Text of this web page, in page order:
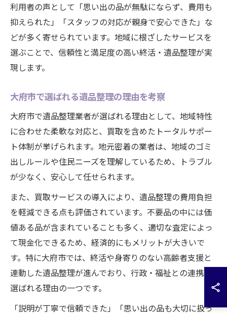
利用者の声として「思い出の品が無駄にならず、費用も
抑えられた」「スタッフの対応が親身で安心できた」な
どが多く寄せられています。地域に根ざしたサービスを
選ぶことで、信頼性と満足度の高い終活・遺品整理が実
現します。
大府市で選ばれる遺品整理の理由を考察
大府市で遺品整理業者が選ばれる理由として、地域特性
に合わせた柔軟な対応と、買取を含めたトータルサポー
ト体制が挙げられます。地元密着の業者は、地域のゴミ
出しルールや住民ニーズを理解しているため、トラブル
が少なく、安心して任せられます。
また、買取サービスの導入により、遺品整理の費用負担
を軽減できる点も評価されています。不要品の中には価
値ある品が含まれていることも多く、適切な査定によっ
て現金化できるため、経済的にもメリットが大きいで
す。特に大府市では、終活や身寄りのない高齢者支援と
連動した遺品整理が進んでおり、行政・福祉との連携も
選ばれる理由の一つです。
「説明が丁寧で信頼できた」「思い出の品も大切に扱っ